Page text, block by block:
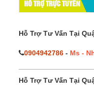
HỔ TRỢ TRỰC TUYẾN
Hỗ Trợ Tư Vấn Tại
0904942786 - Ms -
Hỗ Trợ Tư Vấn Tại